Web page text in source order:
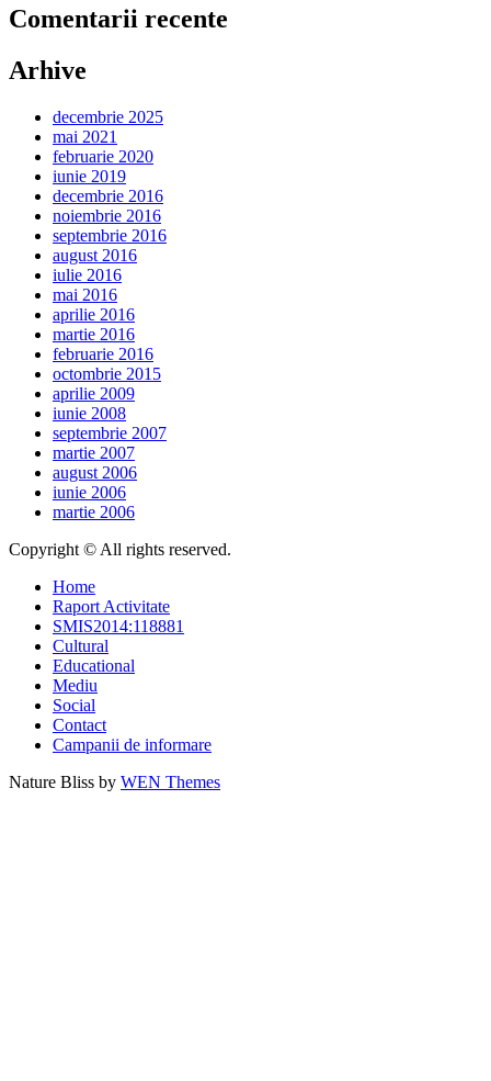
Comentarii recente
Arhive
decembrie 2025
mai 2021
februarie 2020
iunie 2019
decembrie 2016
noiembrie 2016
septembrie 2016
august 2016
iulie 2016
mai 2016
aprilie 2016
martie 2016
februarie 2016
octombrie 2015
aprilie 2009
iunie 2008
septembrie 2007
martie 2007
august 2006
iunie 2006
martie 2006
Copyright © All rights reserved.
Home
Raport Activitate
SMIS2014:118881
Cultural
Educational
Mediu
Social
Contact
Campanii de informare
Nature Bliss by WEN Themes